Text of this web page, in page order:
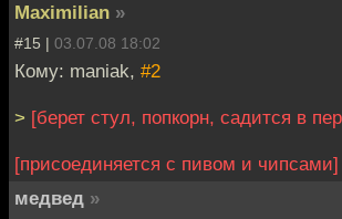
Maximilian »
#15 | 03.07.08 18:02
Кому: maniak, #2
> [берет стул, попкорн, садится в
[присоединяется с пивом и чипсами]
медвед »